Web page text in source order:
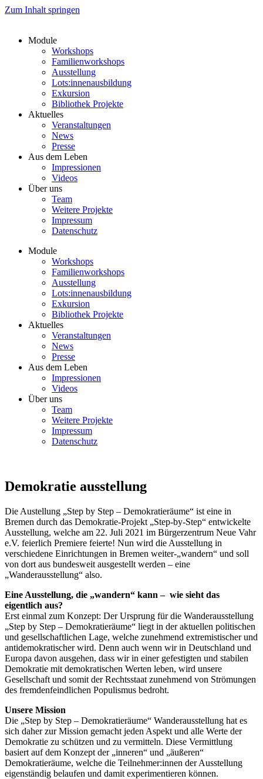
Zum Inhalt springen
Module
Workshops
Familienworkshops
Ausstellung
Lots:innenausbildung
Exkursion
Bibliothek Projekte
Aktuelles
Veranstaltungen
News
Presse
Aus dem Leben
Impressionen
Videos
Über uns
Team
Weitere Projekte
Impressum
Datenschutz
Module
Workshops
Familienworkshops
Ausstellung
Lots:innenausbildung
Exkursion
Bibliothek Projekte
Aktuelles
Veranstaltungen
News
Presse
Aus dem Leben
Impressionen
Videos
Über uns
Team
Weitere Projekte
Impressum
Datenschutz
Demokratie ausstellung
Die Austellung „Step by Step – Demokratieräume“ ist eine in
Bremen durch das Demokratie-Projekt „Step-by-Step“ entwickelte
Ausstellung, welche am 22. Juli 2021 im Bürgerzentrum Neue Vahr
e.V. feierlich Premiere feierte! Nun wird die Ausstellung in
verschiedene Einrichtungen in Bremen weiter-„wandern“ und soll
von dort aus bundesweit ausgestellt werden – eine
„Wanderausstellung“ also.
Eine Ausstellung, die „wandern“ kann – wie sieht das
eigentlich aus?
Erst einmal zum Konzept: Der Ursprung für die Wanderausstellung
„Step by Step – Demokratieräume“ liegt in der aktuellen politischen
und gesellschaftlichen Lage, welche zunehmend extremistischer und
antidemokratischer wird. Denn auch wenn wir in Deutschland und
Europa davon ausgehen, dass wir in einer gefestigten und stabilen
Demokratie mit demokratischen Werten leben, wird unsere
Gesellschaft und somit der Rechtsstaat zunehmend von Strömungen
des fremdenfeindlichen Populismus bedroht.
Unsere Mission
Die „Step by Step – Demokratieräume“ Wanderausstellung hat es
sich daher zur Mission gemacht jeden Aspekt und alle Werte der
Demokratie zu schützen und zu vermitteln. Diese Vermittlung
basiert auf dem Konzept der „inneren“ und „äußeren“
Demokratieräume, welche die Teilnehmer:innen der Ausstellung
eigenständig belaufen und damit experimentieren können.